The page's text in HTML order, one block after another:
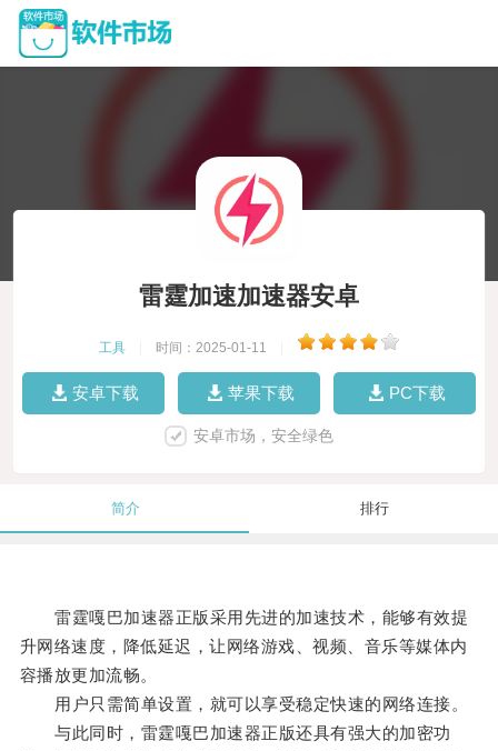
雷霆加速加速器安卓
工具 时间：2025-01-11
安卓下载 苹果下载 PC下载
安卓市场，安全绿色
简介 排行
雷霆嘎巴加速器正版采用先进的加速技术，能够有效提
升网络速度，降低延迟，让网络游戏、视频、音乐等媒体内
容播放更加流畅。
用户只需简单设置，就可以享受稳定快速的网络连接。
与此同时，雷霆嘎巴加速器正版还具有强大的加密功